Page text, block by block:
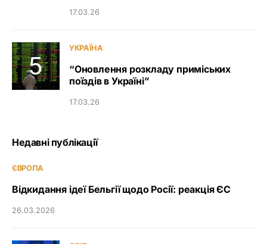
17.03.26
УКРАЇНА
“Оновлення розкладу приміських
поїздів в Україні”
17.03.26
Недавні публікації
ЄВРОПА
Відкидання ідеї Бельгії щодо Росії: реакція ЄС
26.03.2026